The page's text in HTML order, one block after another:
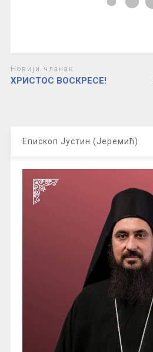
Новији чланак
ХРИСТОС ВОСКРЕСЕ!
Епископ Јустин (Јеремић)